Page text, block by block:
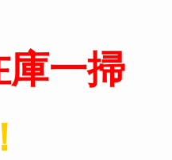
庫一掃